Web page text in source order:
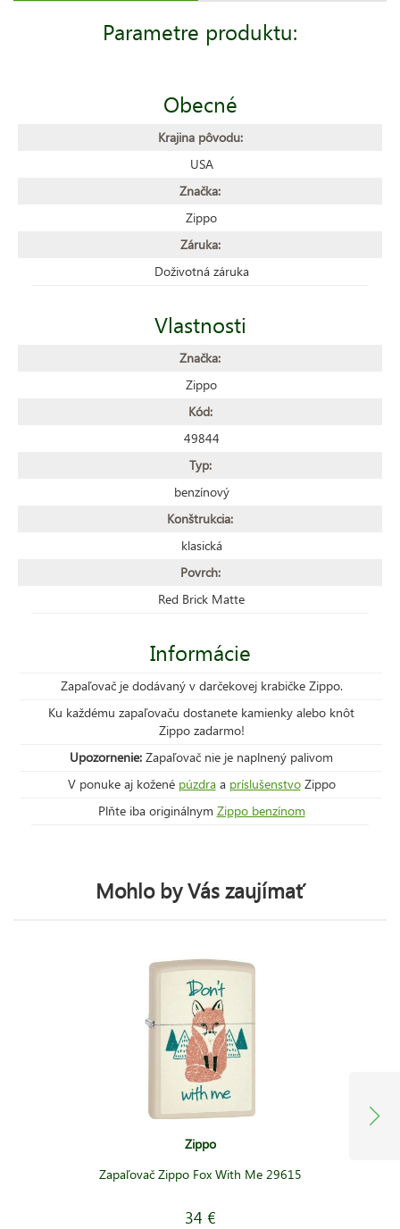
Parametre produktu:
Obecné
Krajina pôvodu:
USA
Značka:
Zippo
Záruka:
Doživotná záruka
Vlastnosti
Značka:
Zippo
Kód:
49844
Typ:
benzínový
Konštrukcia:
klasická
Povrch:
Red Brick Matte
Informácie
Zapaľovač je dodávaný v darčekovej krabičke Zippo.
Ku každému zapaľovaču dostanete kamienky alebo knôt
Zippo zadarmo!
Upozornenie: Zapaľovač nie je naplnený palivom
V ponuke aj kožené púzdraa príslušenstvoZippo
Plňte iba originálnym Zippo benzínom
Mohlo by Vás zaujímať
Zippo
Zapaľovač Zippo Fox With Me 29615
34 €